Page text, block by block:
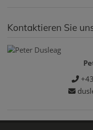
Kontaktieren Sie